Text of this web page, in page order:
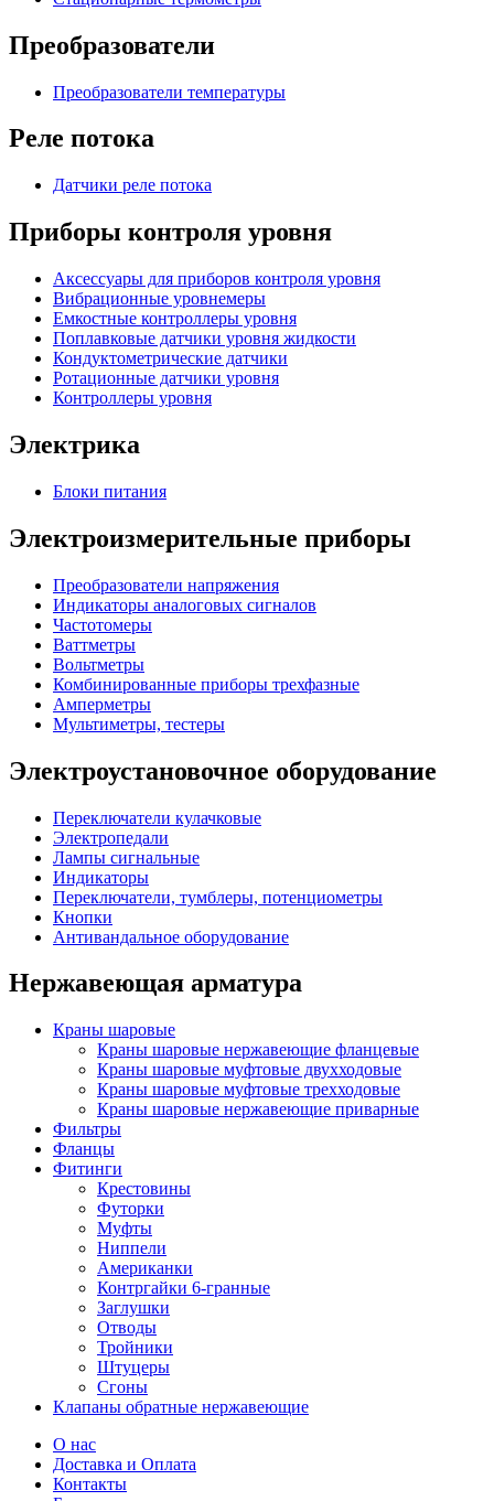
Преобразователи
Преобразователи температуры
Реле потока
Датчики реле потока
Приборы контроля уровня
Аксессуары для приборов контроля уровня
Вибрационные уровнемеры
Емкостные контроллеры уровня
Поплавковые датчики уровня жидкости
Кондуктометрические датчики
Ротационные датчики уровня
Контроллеры уровня
Электрика
Блоки питания
Электроизмерительные приборы
Преобразователи напряжения
Индикаторы аналоговых сигналов
Частотомеры
Ваттметры
Вольтметры
Комбинированные приборы трехфазные
Амперметры
Мультиметры, тестеры
Электроустановочное оборудование
Переключатели кулачковые
Электропедали
Лампы сигнальные
Индикаторы
Переключатели, тумблеры, потенциометры
Кнопки
Антивандальное оборудование
Нержавеющая арматура
Краны шаровые
Краны шаровые нержавеющие фланцевые
Краны шаровые муфтовые двухходовые
Краны шаровые муфтовые трехходовые
Краны шаровые нержавеющие приварные
Фильтры
Фланцы
Фитинги
Крестовины
Футорки
Муфты
Ниппели
Американки
Контргайки 6-гранные
Заглушки
Отводы
Тройники
Штуцеры
Сгоны
Клапаны обратные нержавеющие
О нас
Доставка и Оплата
Контакты